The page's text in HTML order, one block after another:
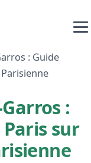
: Guide
:
sur